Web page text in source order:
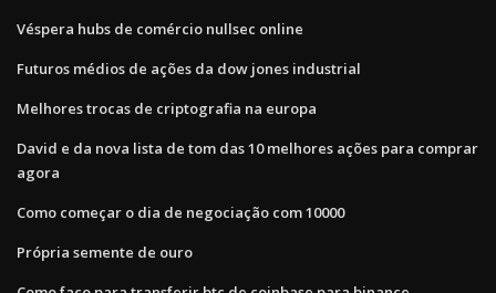
Véspera hubs de comércio nullsec online
Futuros médios de ações da dow jones industrial
Melhores trocas de criptografia na europa
David e da nova lista de tom das 10 melhores ações para comprar
agora
Como começar o dia de negociação com 10000
Própria semente de ouro